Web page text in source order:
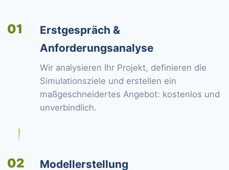
01
Erstgespräch &
Anforderungsanalyse
Wir analysieren Ihr Projekt, definieren die
Simulationsziele und erstellen ein
maßgeschneidertes Angebot: kostenlos und
unverbindlich.
02 Modellerstellung